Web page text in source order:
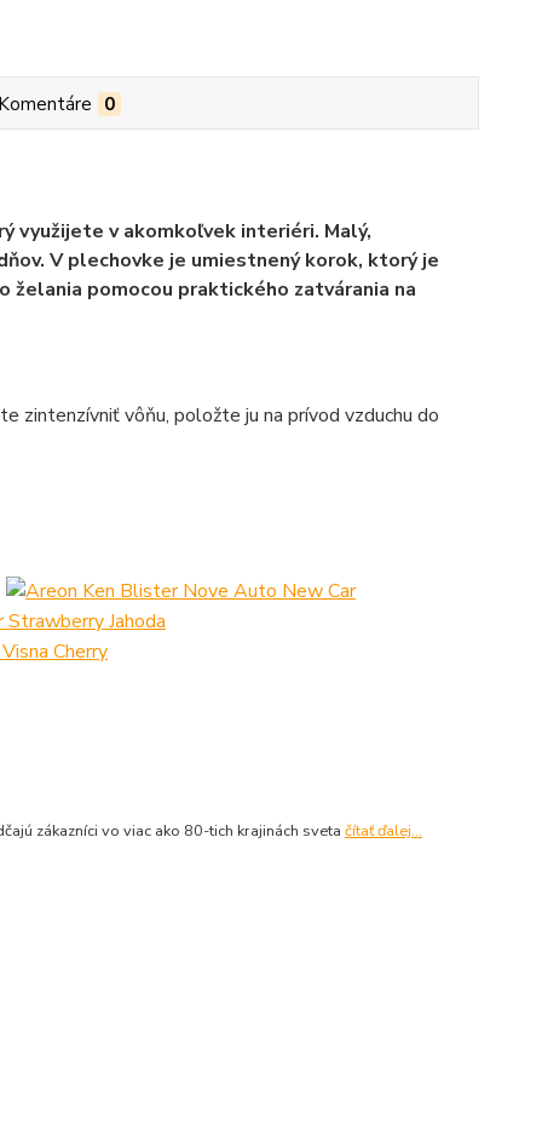
0
využijete v akomkoľvek interiéri. Malý,
V plechovke je umiestnený korok, ktorý je
pomocou praktického zatvárania na
zintenzívniť vôňu, položte ju na prívod vzduchu do
zákazníci vo viac ako 80-tich krajinách sveta čítať ďalej...